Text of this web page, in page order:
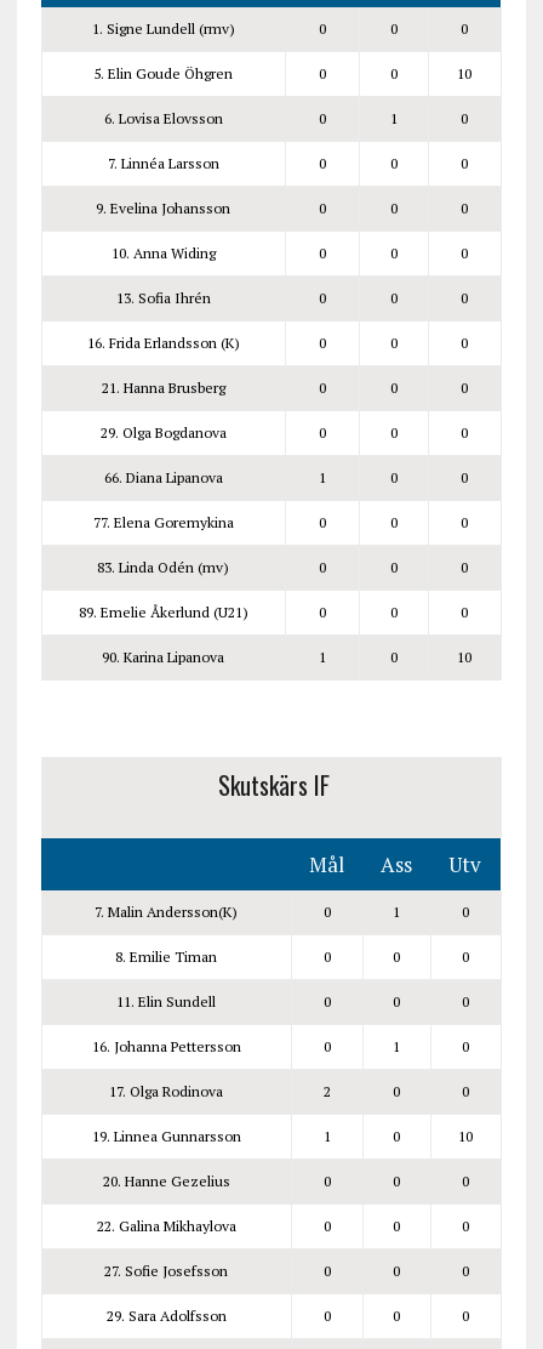
1. Signe Lundell (rmv) 0 0 0
5. Elin Goude Öhgren 0 0 10
6. Lovisa Elovsson 0 1 0
7. Linnéa Larsson 0 0 0
9. Evelina Johansson 0 0 0
10. Anna Widing 0 0 0
13. Sofia Ihrén 0 0 0
16. Frida Erlandsson (K) 0 0 0
21. Hanna Brusberg 0 0 0
29. Olga Bogdanova 0 0 0
66. Diana Lipanova 1 0 0
77. Elena Goremykina 0 0 0
83. Linda Odén (mv) 0 0 0
89. Emelie Åkerlund (U21) 0 0 0
90. Karina Lipanova 1 0 10
Skutskärs IF
Mål Ass Utv
7. Malin Andersson(K) 0 1 0
8. Emilie Timan 0 0 0
11. Elin Sundell 0 0 0
16. Johanna Pettersson 0 1 0
17. Olga Rodinova 2 0 0
19. Linnea Gunnarsson 1 0 10
20. Hanne Gezelius 0 0 0
22. Galina Mikhaylova 0 0 0
27. Sofie Josefsson 0 0 0
29. Sara Adolfsson 0 0 0